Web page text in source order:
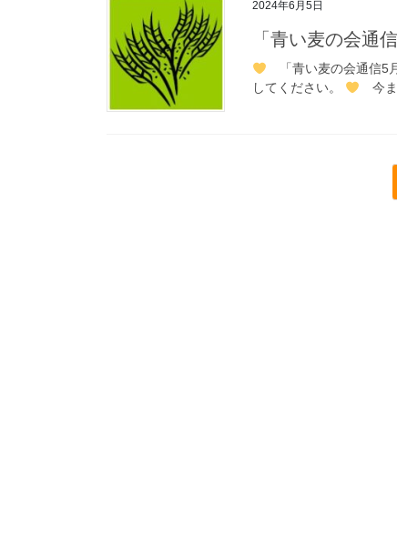
2024年6月5日
「青い麦の会通
「青い麦の会通信5
してください。
今ま